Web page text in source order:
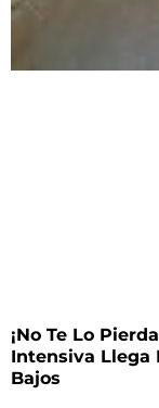
¡No Te Lo
Intensiva Llega
Bajos